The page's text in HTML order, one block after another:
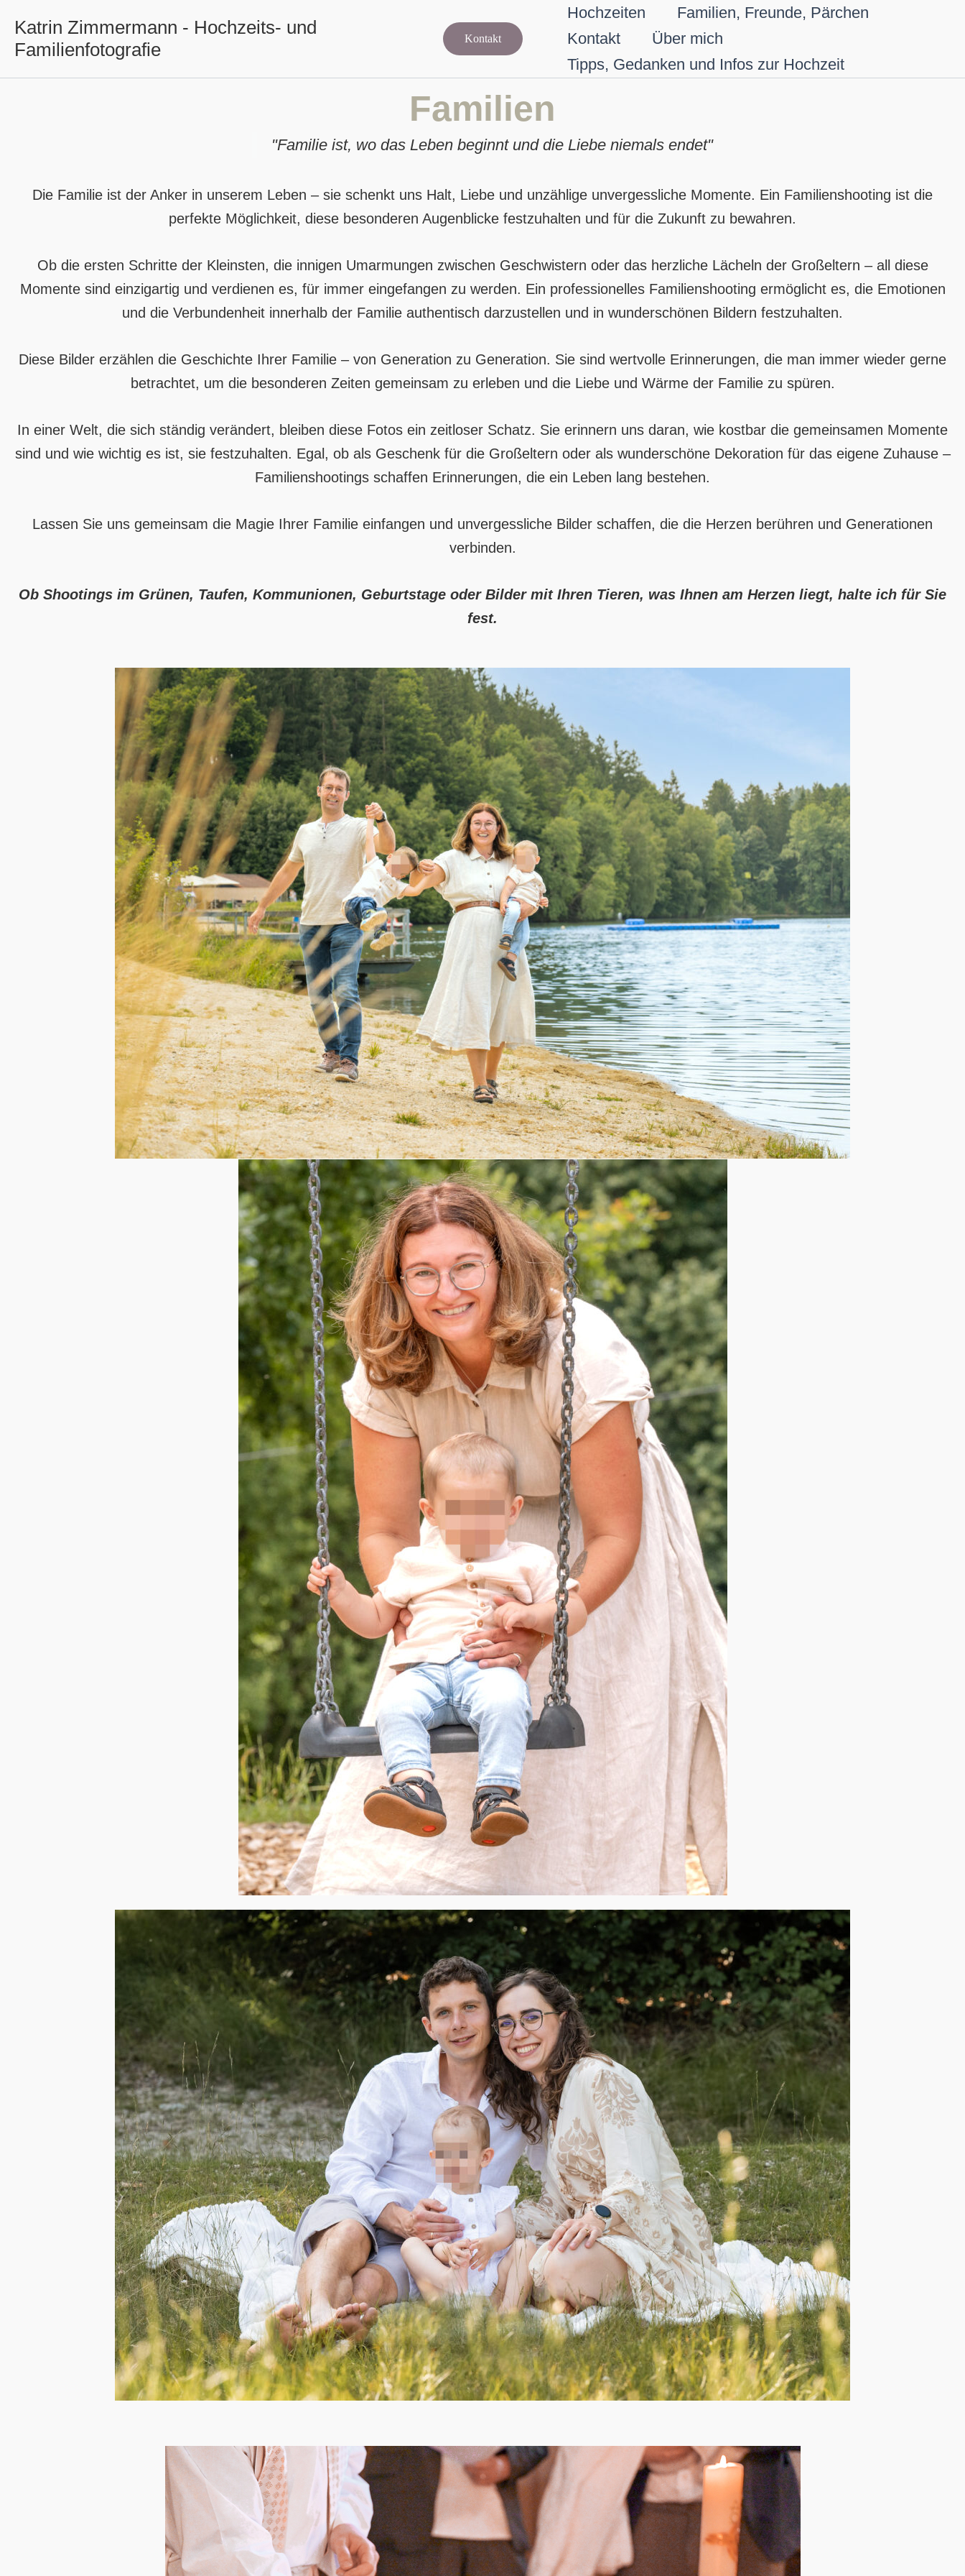
Inhalt
Katrin Zimmermann - Hochzeits- und
Familienfotografie
Kontakt
Hochzeiten
Familien, Freunde, Pärchen
Kontakt
Über mich
Tipps, Gedanken und Infos zur Hochzeit
Familien
"Familie ist, wo das Leben beginnt und die Liebe niemals endet"
Die Familie ist der Anker in unserem Leben – sie schenkt uns Halt, Liebe und unzählige unvergessliche Momente. Ein Familienshooting ist die
perfekte Möglichkeit, diese besonderen Augenblicke festzuhalten und für die Zukunft zu bewahren.
Ob die ersten Schritte der Kleinsten, die innigen Umarmungen zwischen Geschwistern oder das herzliche Lächeln der Großeltern – all diese
Momente sind einzigartig und verdienen es, für immer eingefangen zu werden. Ein professionelles Familienshooting ermöglicht es, die Emotionen
und die Verbundenheit innerhalb der Familie authentisch darzustellen und in wunderschönen Bildern festzuhalten.
Diese Bilder erzählen die Geschichte Ihrer Familie – von Generation zu Generation. Sie sind wertvolle Erinnerungen, die man immer wieder gerne
betrachtet, um die besonderen Zeiten gemeinsam zu erleben und die Liebe und Wärme der Familie zu spüren.
In einer Welt, die sich ständig verändert, bleiben diese Fotos ein zeitloser Schatz. Sie erinnern uns daran, wie kostbar die gemeinsamen Momente
sind und wie wichtig es ist, sie festzuhalten. Egal, ob als Geschenk für die Großeltern oder als wunderschöne Dekoration für das eigene Zuhause –
Familienshootings schaffen Erinnerungen, die ein Leben lang bestehen.
Lassen Sie uns gemeinsam die Magie Ihrer Familie einfangen und unvergessliche Bilder schaffen, die die Herzen berühren und Generationen
verbinden.
Ob Shootings im Grünen, Taufen, Kommunionen, Geburtstage oder Bilder mit Ihren Tieren, was Ihnen am Herzen liegt, halte ich für Sie
fest.